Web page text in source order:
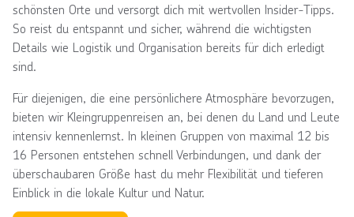
schönsten Orte und versorgt dich mit wertvollen Insider-Tipps.
So reist du entspannt und sicher, während die wichtigsten
Details wie Logistik und Organisation bereits für dich erledigt
sind.
Für diejenigen, die eine persönlichere Atmosphäre bevorzugen,
bieten wir Kleingruppenreisen an, bei denen du Land und Leute
intensiv kennenlernst. In kleinen Gruppen von maximal 12 bis
16 Personen entstehen schnell Verbindungen, und dank der
überschaubaren Größe hast du mehr Flexibilität und tieferen
Einblick in die lokale Kultur und Natur.